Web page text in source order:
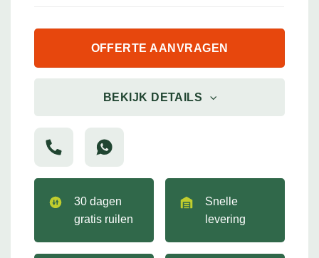
OFFERTE AANVRAGEN
BEKIJK DETAILS
30 dagen
gratis ruilen
Snelle
levering